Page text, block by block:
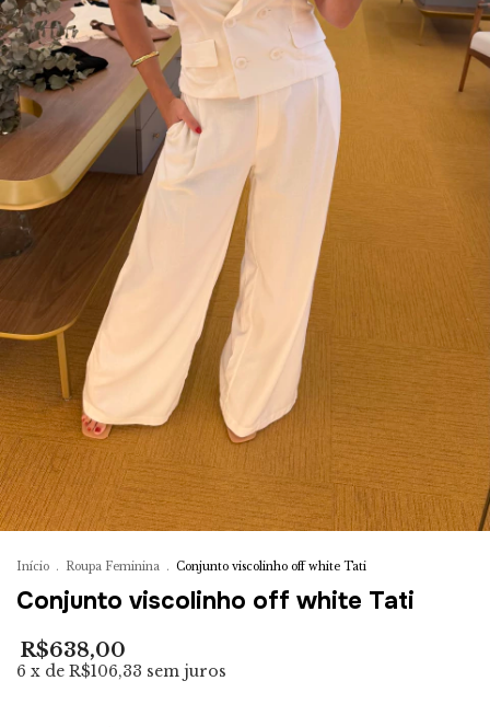
Início . Roupa Feminina . Conjunto viscolinho off white Tati
Conjunto viscolinho off white Tati
R$638,00
6 x de R$106,33 sem juros